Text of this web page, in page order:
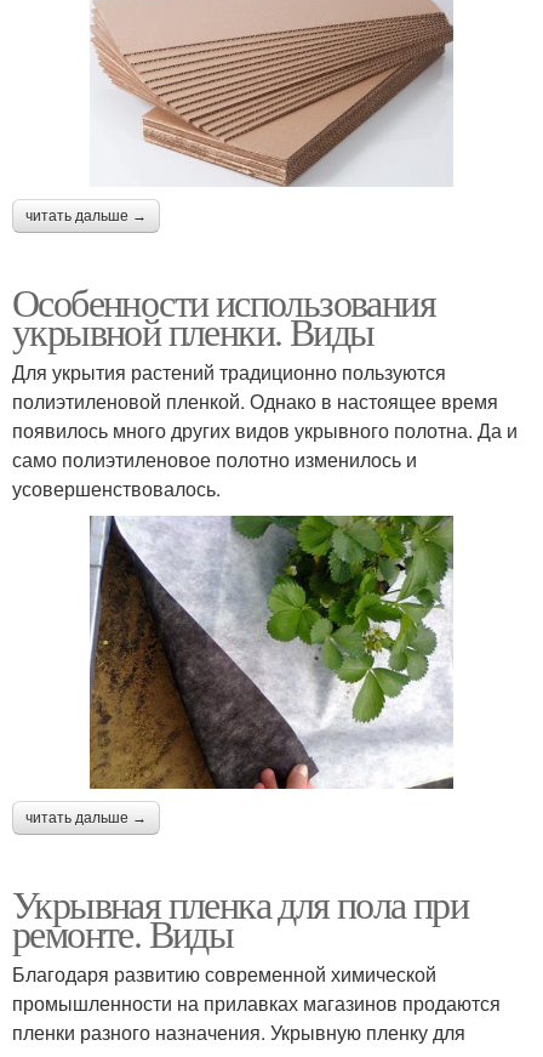
читать дальше →
Особенности использования
укрывной пленки. Виды
Для укрытия растений традиционно пользуются
полиэтиленовой пленкой. Однако в настоящее время
появилось много других видов укрывного полотна. Да и
само полиэтиленовое полотно изменилось и
усовершенствовалось.
читать дальше →
Укрывная пленка для пола при
ремонте. Виды
Благодаря развитию современной химической
промышленности на прилавках магазинов продаются
пленки разного назначения. Укрывную пленку для